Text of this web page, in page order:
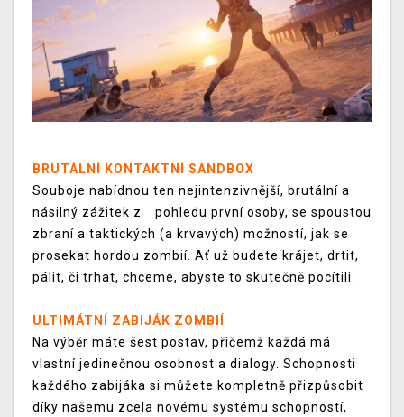
BRUTÁLNÍ KONTAKTNÍ SANDBOX
Souboje nabídnou ten nejintenzivnější, brutální a
násilný zážitek z pohledu první osoby, se spoustou
zbraní a taktických (a krvavých) možností, jak se
prosekat hordou zombií. Ať už budete krájet, drtit,
pálit, či trhat, chceme, abyste to skutečně pocítili.
ULTIMÁTNÍ ZABIJÁK ZOMBIÍ
Na výběr máte šest postav, přičemž každá má
vlastní jedinečnou osobnost a dialogy. Schopnosti
každého zabijáka si můžete kompletně přizpůsobit
díky našemu zcela novému systému schopností,